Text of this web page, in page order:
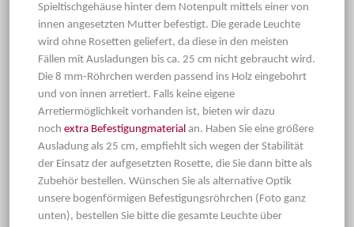
Spieltischgehäuse hinter dem Notenpult mittels einer von
innen angesetzten Mutter befestigt. Die gerade Leuchte
wird ohne Rosetten geliefert, da diese in den meisten
Fällen mit Ausladungen bis ca. 25 cm nicht gebraucht wird.
Die 8 mm-Röhrchen werden passend ins Holz eingebohrt
und von innen arretiert. Falls keine eigene
Arretiermöglichkeit vorhanden ist, bieten wir dazu
noch extra Befestigungmaterial an. Haben Sie eine größere
Ausladung als 25 cm, empfiehlt sich wegen der Stabilität
der Einsatz der aufgesetzten Rosette, die Sie dann bitte als
Zubehör bestellen. Wünschen Sie als alternative Optik
unsere bogenförmigen Befestigungsröhrchen (Foto ganz
unten), bestellen Sie bitte die gesamte Leuchte über